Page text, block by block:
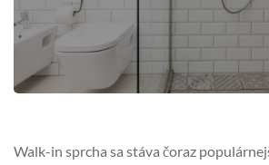
Walk-in sprcha sa stáva čoraz